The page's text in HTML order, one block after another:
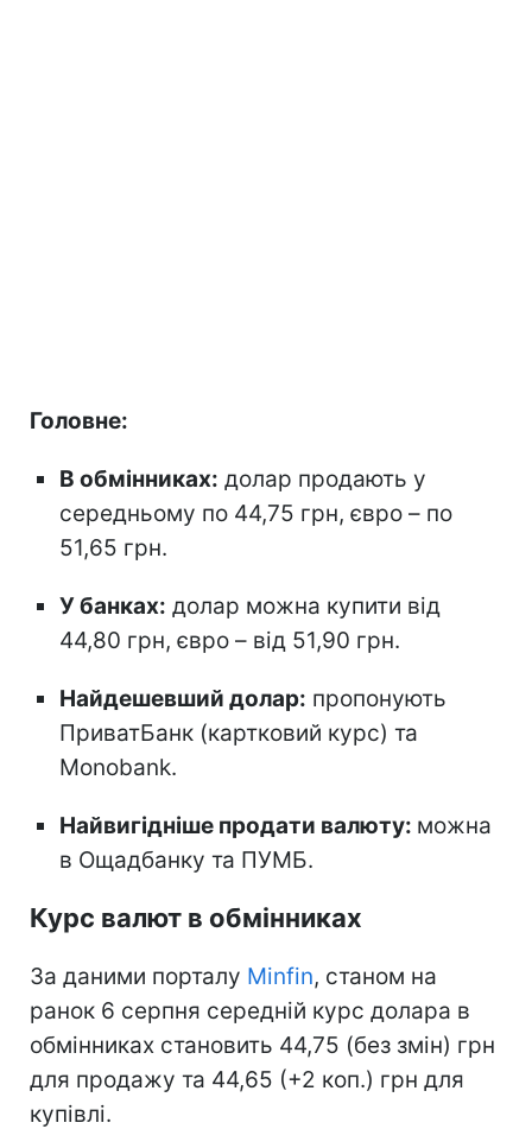
Головне:
В обмінниках: долар продають у
середньому по 44,75 грн, євро – по
51,65 грн.
У банках: долар можна купити від
44,80 грн, євро – від 51,90 грн.
Найдешевший долар: пропонують
ПриватБанк (картковий курс) та
Monobank.
Найвигідніше продати валюту: можна
в Ощадбанку та ПУМБ.
Курс валют в обмінниках
За даними порталу Minfin, станом на
ранок 6 серпня середній курс долара в
обмінниках становить 44,75 (без змін) грн
для продажу та 44,65 (+2 коп.) грн для
купівлі.